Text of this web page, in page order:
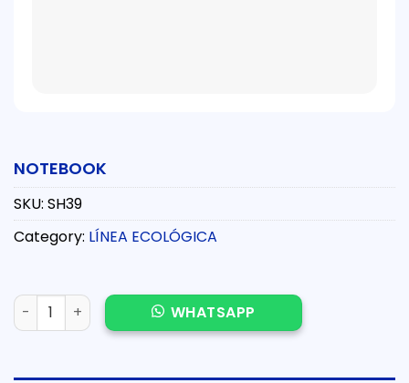
NOTEBOOK
SKU: SH39
Category: LÍNEA ECOLÓGICA
NOTEBOOK quantity WHATSAPP